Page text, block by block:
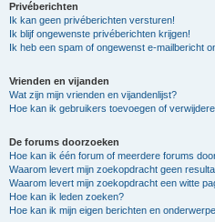
Privéberichten
Ik kan geen privéberichten versturen!
Ik blijf ongewenste privéberichten krijgen!
Ik heb een spam of ongewenst e-mailbericht
Vrienden en vijanden
Wat zijn mijn vrienden en vijandenlijst?
Hoe kan ik gebruikers toevoegen of
De forums doorzoeken
Hoe kan ik één forum of meerdere forums
Waarom levert mijn zoekopdracht geen
Waarom levert mijn zoekopdracht een witte
Hoe kan ik leden zoeken?
Hoe kan ik mijn eigen berichten en